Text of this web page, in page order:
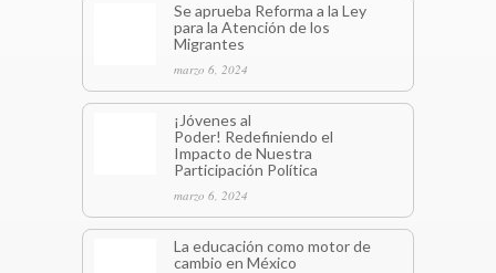
Se aprueba Reforma a la Ley
para la Atención de los
Migrantes
marzo 6, 2024
¡Jóvenes al
Poder! Redefiniendo el
Impacto de Nuestra
Participación Política
marzo 6, 2024
La educación como motor de
cambio en México